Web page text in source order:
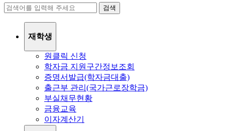
검색
재학생
원클릭 신청
학자금 지원구간정보조회
증명서발급(학자금대출)
출근부 관리(국가근로장학금)
부실채무현황
금융교육
이자계산기